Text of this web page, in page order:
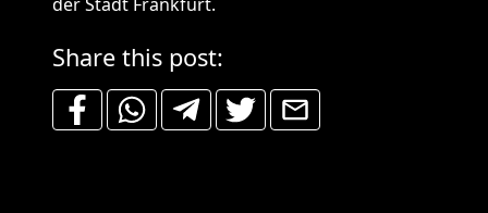
Share this post: